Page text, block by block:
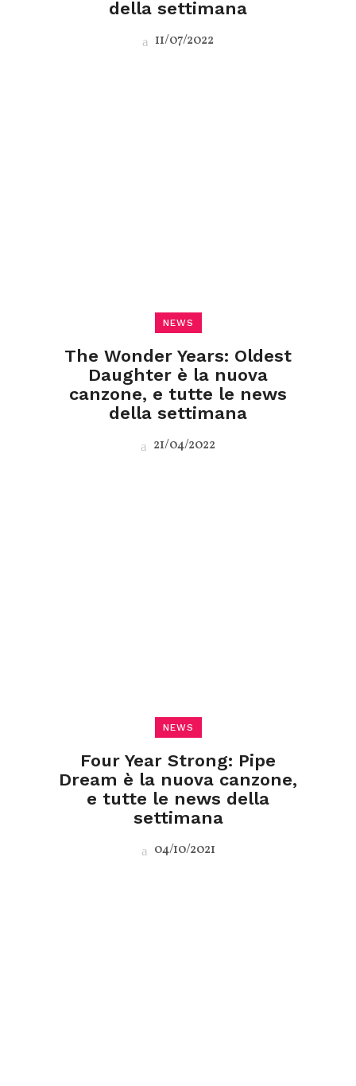
della settimana
11/07/2022
NEWS
The Wonder Years: Oldest
Daughter è la nuova
canzone, e tutte le news
della settimana
21/04/2022
NEWS
Four Year Strong: Pipe
Dream è la nuova canzone,
e tutte le news della
settimana
04/10/2021